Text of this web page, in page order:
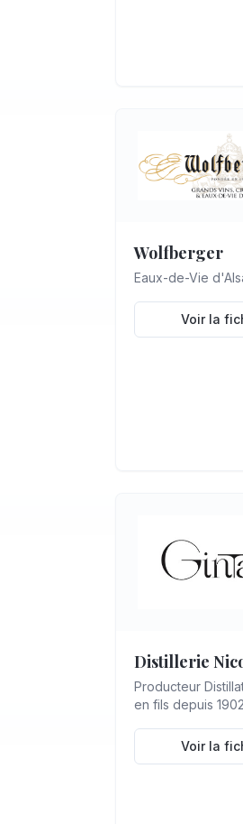
Wolfberger
Eaux-de-Vie
Voir la
Distillerie
Producteur
en fils depuis 1902
Voir la